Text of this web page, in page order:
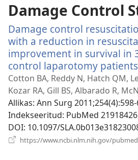
Damage Control
Damage control
with a reduction in
improvement in survival in
control laparotomy
Cotton BA, Reddy N, Hatch QM,
Kozar RA, Gill BS, Albarado R,
Allikas‎: Ann Surg
Indekseeritud‎: PubMed 21918426
DOI‎: 10.1097/
https://www.ncbi.nlm.nih.gov/